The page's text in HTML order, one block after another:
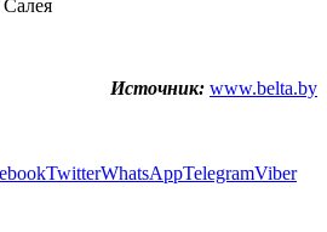
Источник: www.belta.by
TwitterWhatsAppTelegramViber